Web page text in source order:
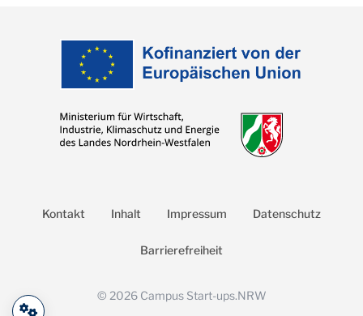
Kontakt Inhalt Impressum Datenschutz
Barrierefreiheit
© 2026Campus Start-ups.NRW